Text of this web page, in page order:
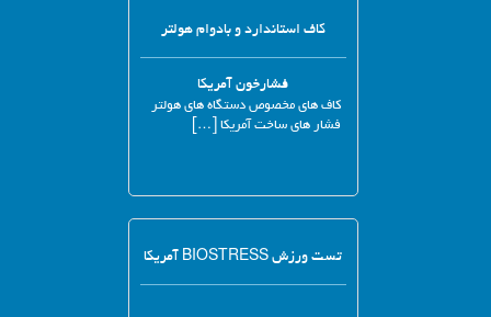
کاف استاندارد و بادوام هولتر
فشارخون آمریکا
کاف های مخصوص دستگاه های هولتر
فشار های ساخت آمریکا […]
تست ورزش BIOSTRESS آمریکا